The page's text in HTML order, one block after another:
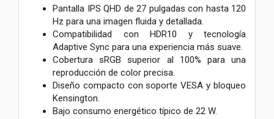
Pantalla IPS QHD de 27 pulgadas con hasta 120
Hz para una imagen fluida y detallada.
Compatibilidad con HDR10 y tecnología
Adaptive Sync para una experiencia más suave.
Cobertura sRGB superior al 100% para una
reproducción de color precisa.
Diseño compacto con soporte VESA y bloqueo
Kensington.
Bajo consumo energético típico de 22 W.